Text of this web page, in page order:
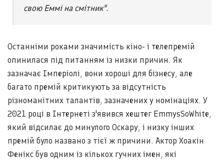
свою Еммі на смітник".
Останніми роками значимість кіно- і телепремій
опинилася під питанням із низки причин. Як
зазначає Імперіолі, вони хороші для бізнесу, але
багато премій критикують за відсутність
різноманітних талантів, зазначених у номінаціях. У
2021 році в Інтернеті з'явився хештег EmmysSoWhite,
який відсилає до минулого Оскару, і низку інших
премій було названо з тієї ж причини. Актор Хоакін
Фенікс був одним із кількох гучних імен, які